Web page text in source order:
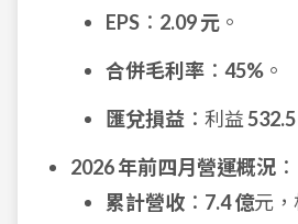
EPS ： 2.09 元 。
合併毛利率 ： 45% 。
匯兌損益 ：利益
2026 年前四月營運概況 ：
累計營收 ： 7.4 億元